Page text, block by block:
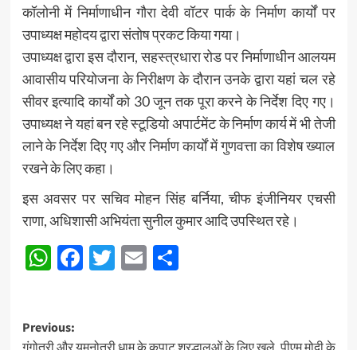
कॉलोनी में निर्माणाधीन गौरा देवी वॉटर पार्क के निर्माण कार्यों पर
उपाध्यक्ष महोदय द्वारा संतोष प्रकट किया गया।
उपाध्यक्ष द्वारा इस दौरान, सहस्त्रधारा रोड पर निर्माणाधीन आलयम
आवासीय परियोजना के निरीक्षण के दौरान उनके द्वारा यहां चल रहे
सीवर इत्यादि कार्यों को 30 जून तक पूरा करने के निर्देश दिए गए।
उपाध्यक्ष ने यहां बन रहे स्टूडियो अपार्टमेंट के निर्माण कार्य में भी तेजी
लाने के निर्देश दिए गए और निर्माण कार्यों में गुणवत्ता का विशेष ख्याल
रखने के लिए कहा।
इस अवसर पर सचिव मोहन सिंह बर्निया, चीफ इंजीनियर एचसी
राणा, अधिशासी अभियंता सुनील कुमार आदि उपस्थित रहे।
WhatsApp
Facebook
Twitter
EmailShare
Post
Previous: